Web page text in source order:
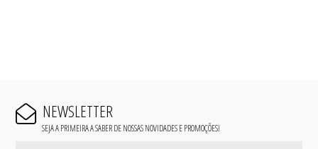
NEWSLETTER
SEJA A PRIMEIRA A SABER DE NOSSAS NOVIDADES E PROMOÇÕES!